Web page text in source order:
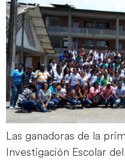
Las ganadoras de la
Investigación Escolar